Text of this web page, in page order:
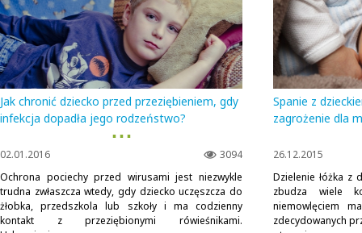
Jak chronić dziecko przed przeziębieniem, gdy
infekcja dopadła jego rodzeństwo?
▪ ▪ ▪
3094
02.01.2016
Ochrona pociechy przed wirusami jest niezwykle
trudna zwłaszcza wtedy, gdy dziecko uczęszcza do
żłobka, przedszkola lub szkoły i ma codzienny
kontakt z przeziębionymi rówieśnikami.
Spanie z
zagrożenie dla
26.12.2015
Dzielenie łóżka z
zbudza wiele
niemowlęciem
zdecydowanych